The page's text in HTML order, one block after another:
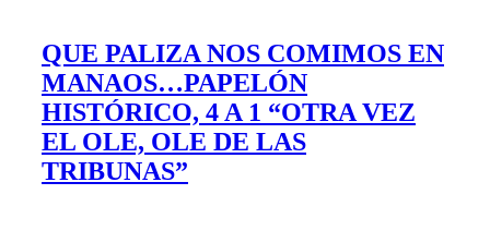
QUE PALIZA NOS COMIMOS EN
MANAOS…PAPELÓN
HISTÓRICO, 4 A 1 “OTRA VEZ
EL OLE, OLE DE LAS
TRIBUNAS”